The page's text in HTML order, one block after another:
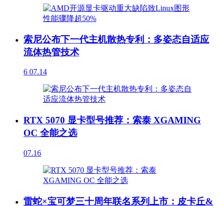
索尼公布下一代主机散热专利：多姿态自适应
流体热管技术
6 07.14
RTX 5070 显卡型号推荐：索泰 XGAMING
OC 全能之选
07.16
雷蛇×宝可梦三十周年联名系列上市：皮卡丘&